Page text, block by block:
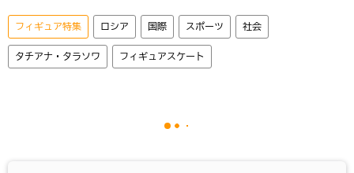
フィギュア特集 ロシア 国際 スポーツ 社会
タチアナ・タラソワ フィギュアスケート